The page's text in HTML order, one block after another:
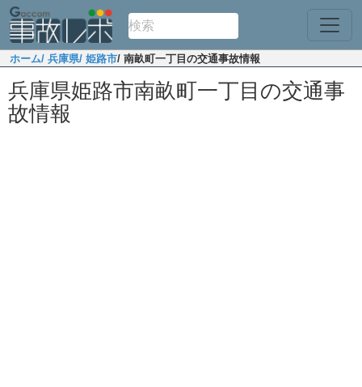
ホーム/ 兵庫県/ 姫路市/ 南畝町一丁目の交通事故情報
兵庫県姫路市南畝町一丁目の交通事
故情報